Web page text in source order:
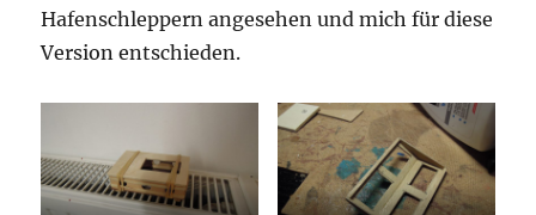
Hafenschleppern angesehen und mich für diese
Version entschieden.